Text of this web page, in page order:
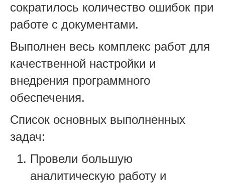
сократилось количество ошибок при
работе с документами.
Выполнен весь комплекс работ для
качественной настройки и
внедрения программного
обеспечения.
Список основных выполненных
задач:
Провели большую
аналитическую работу и